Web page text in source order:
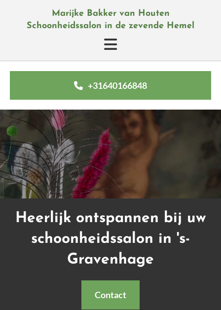
Marijke Bakker van Houten
Schoonheidssalon in de zevende Hemel
+31640166848
Heerlijk ontspannen bij uw
schoonheidssalon in 's-
Gravenhage
Contact